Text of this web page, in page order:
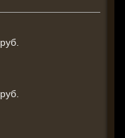
руб.
руб.